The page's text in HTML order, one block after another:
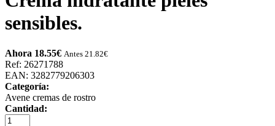
sensibles.
Ahora 18.55€ Antes 21.82€
Ref: 26271788
EAN: 3282779206303
Categoría:
Avene cremas de rostro
Cantidad: